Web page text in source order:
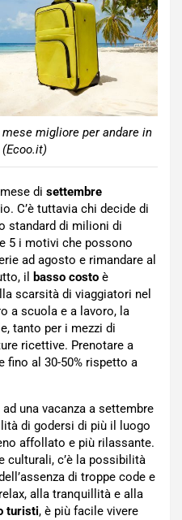
migliore per andare in
di settembre
C’è tuttavia chi decide di
standard di milioni di
5 i motivi che possono
ad agosto e rimandare al
il
basso costo è
scarsità di viaggiatori nel
a scuola e a lavoro, la
tanto per i mezzi di
ricettive. Prenotare a
fino al 30-50% rispetto a
una vacanza a settembre
di godersi di più il luogo
affollato e più rilassante.
culturali, c’è la possibilità
di troppe code e
alla tranquillità e alla
turisti, è più facile vivere